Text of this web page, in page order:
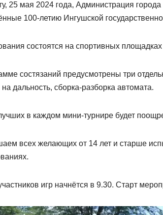
25 мая 2024 года, Администрация
100-летию Ингушской
состоятся на спортивных
состязаний предусмотрены три
дальность, сборка-разборка автомата.
в каждом мини-турнире будет
всех желающих от 14 лет и старше
игр начнëтся в 9.30. Старт